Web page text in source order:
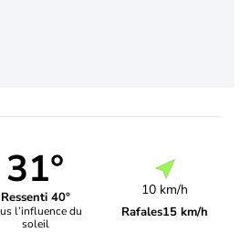
31°
Ressenti 40°
l’influence du
soleil
10 km/h
Rafales15 km/h